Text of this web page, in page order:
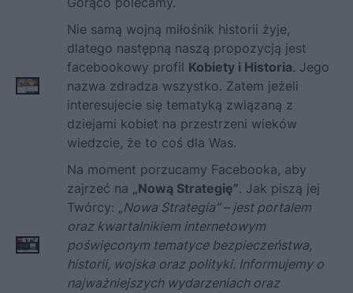
Nie samą wojną miłośnik historii żyje,
dlatego następną naszą propozycją jest
facebookowy profil Kobiety i Historia. Jego
nazwa zdradza wszystko. Zatem jeżeli
interesujecie się tematyką związaną z
dziejami kobiet na przestrzeni wieków
wiedzcie, że to coś dla Was.
Na moment porzucamy Facebooka, aby
zajrzeć na „Nową Strategię”. Jak piszą jej
Twórcy: „Nowa Strategia” – jest portalem
oraz kwartalnikiem internetowym
poświęconym tematyce bezpieczeństwa,
historii, wojska oraz polityki. Informujemy o
najważniejszych wydarzeniach oraz